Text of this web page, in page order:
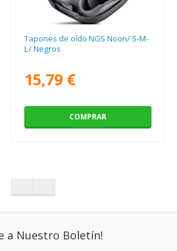
Tapones de oído NGS Noon/ S-M-
L/ Negros
15,79 €
COMPRAR
a Nuestro Boletín!